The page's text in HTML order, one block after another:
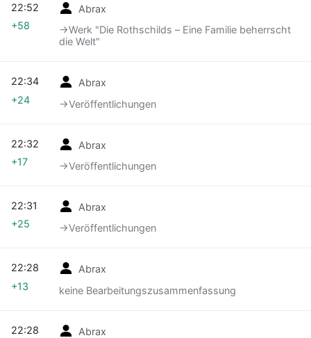
Abrax
→‎Werk "Die Rothschilds – Eine Familie beherrscht
die Welt"
22:52
+58
Abrax
→‎Veröffentlichungen
22:34
+24
Abrax
→‎Veröffentlichungen
22:32
+17
Abrax
→‎Veröffentlichungen
22:31
+25
Abrax
keine Bearbeitungszusammenfassung
22:28
+13
Abrax
22:28